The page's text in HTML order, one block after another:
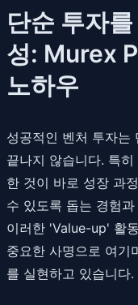
단순 투자
성: Murex
노하우
성공적인 벤처 투자는
끝나지 않습니다. 특
한 것이 바로 성장 과
수 있도록 돕는 경험
이러한 'Value-up' 활
중요한 사명으로 여기
를 실현하고 있습니다.